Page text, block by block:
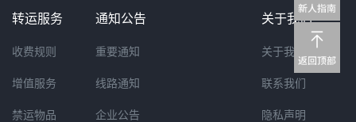
转运服务
收费规则
增值服务
禁运物品
通知公告
重要通知
线路通知
企业公告
关于我们
关于我们
联系我们
隐私声明